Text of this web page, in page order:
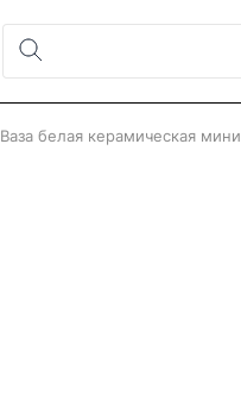
Ваза белая керамическая мини